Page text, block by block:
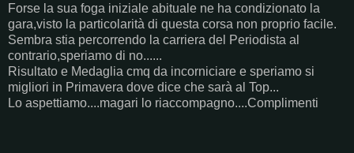
Forse la sua foga iniziale abituale ne ha condizionato la
gara,visto la particolarità di questa corsa non proprio facile.
Sembra stia percorrendo la carriera del Periodista al
contrario,speriamo di no......
Risultato e Medaglia cmq da incorniciare e speriamo si
migliori in Primavera dove dice che sarà al Top...
Lo aspettiamo....magari lo riaccompagno....Complimenti